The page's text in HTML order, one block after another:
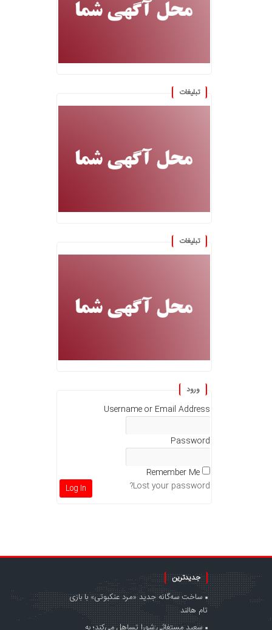
تبلیغات
تبلیغات
ورود
Username or Email Address
Password
Lost your password?
جدیدترین
ساخت سه‌گانه جدید «مرد عنکبوتی» با بازی
تام هالند